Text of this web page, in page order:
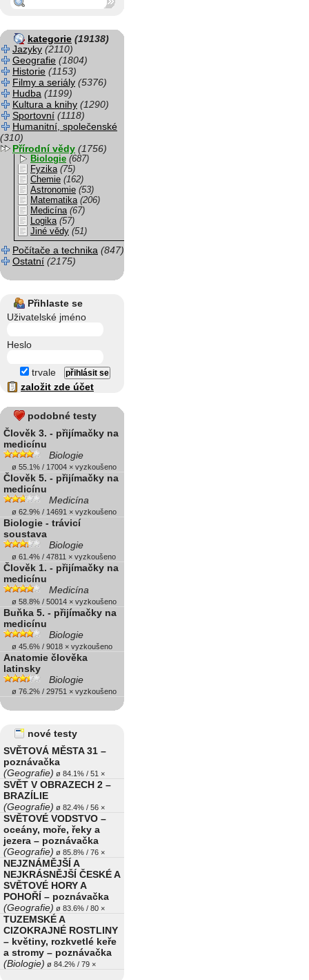
kategorie (19138)
Jazyky (2110)
Geografie (1804)
Historie (1153)
Filmy a seriály (5376)
Hudba (1199)
Kultura a knihy (1290)
Sportovní (1118)
Humanitní, společenské
(310)
Přírodní vědy (1756)
Biologie (687)
Fyzika (75)
Chemie (162)
Astronomie (53)
Matematika (206)
Medicína (67)
Logika (57)
Jiné vědy (51)
Počítače a technika (847)
Ostatní (2175)
Přihlaste se
Uživatelské jméno
Heslo
trvale
založit zde účet
podobné testy
Člověk 3. - přijímačky na
medicínu
Biologie
ø 55.1% / 17004 × vyzkoušeno
Člověk 5. - přijímačky na
medicínu
Medicína
ø 62.9% / 14691 × vyzkoušeno
Biologie - trávicí
soustava
Biologie
ø 61.4% / 47811 × vyzkoušeno
Člověk 1. - přijímačky na
medicínu
Medicína
ø 58.8% / 50014 × vyzkoušeno
Buňka 5. - přijímačky na
medicínu
Biologie
ø 45.6% / 9018 × vyzkoušeno
Anatomie člověka
latinsky
Biologie
ø 76.2% / 29751 × vyzkoušeno
nové testy
SVĚTOVÁ MĚSTA 31 –
poznávačka
(Geografie) ø 84.1% / 51 ×
SVĚT V OBRAZECH 2 –
BRAZÍLIE
(Geografie) ø 82.4% / 56 ×
SVĚTOVÉ VODSTVO –
oceány, moře, řeky a
jezera – poznávačka
(Geografie) ø 85.8% / 76 ×
NEJZNÁMĚJŠÍ A
NEJKRÁSNĚJŠÍ ČESKÉ A
SVĚTOVÉ HORY A
POHOŘÍ – poznávačka
(Geografie) ø 83.6% / 80 ×
TUZEMSKÉ A
CIZOKRAJNÉ ROSTLINY
– květiny, rozkvetlé keře
a stromy – poznávačka
(Biologie) ø 84.2% / 79 ×